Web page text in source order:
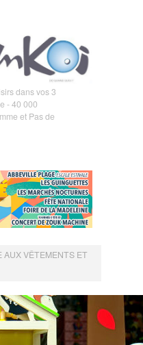
dans vos 3
- 40 000
et Pas de
AUX VÊTEMENTS ET